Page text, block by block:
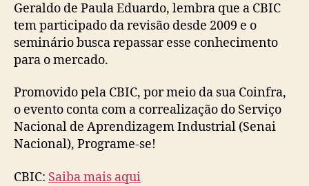
Geraldo de Paula Eduardo, lembra que a CBIC
tem participado da revisão desde 2009 e o
seminário busca repassar esse conhecimento
para o mercado.
Promovido pela CBIC, por meio da sua Coinfra,
o evento conta com a correalização do Serviço
Nacional de Aprendizagem Industrial (Senai
Nacional), Programe-se!
CBIC: Saiba mais aqui